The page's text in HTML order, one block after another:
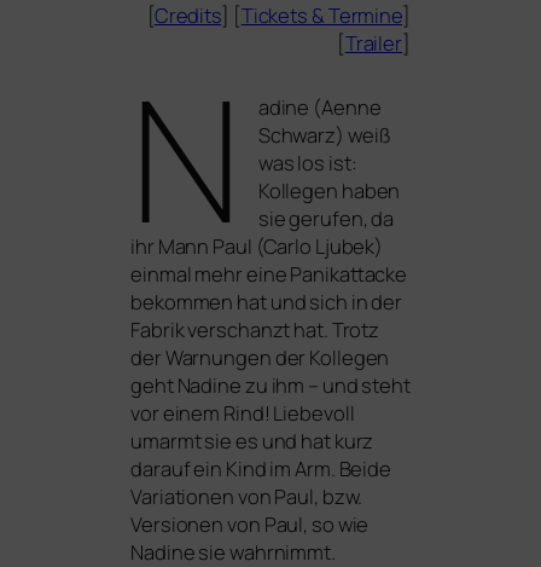
[Credits] [Tickets &Termine]
[Trailer]
N
adine (Aenne
Schwarz) weiß
was los ist:
Kollegen haben
sie geru­fen, da
ihr Mann Paul (Carlo Ljubek)
ein­mal mehr eine Panikattacke
bekom­men hat und sich in der
Fabrik ver­schanzt hat. Trotz
der Warnungen der Kollegen
geht Nadine zu ihm – und steht
vor einem Rind! Liebevoll
umarmt sie es und hat kurz
dar­auf ein Kind im Arm. Beide
Variationen von Paul, bzw.
Versionen von Paul, so wie
Nadine sie wahrnimmt.